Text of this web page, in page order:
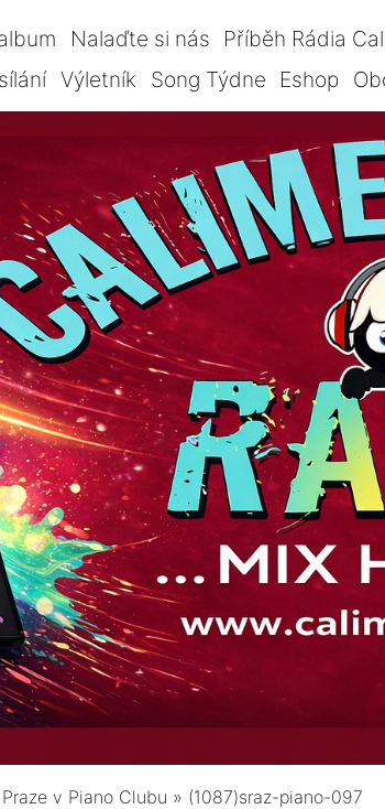
Nalaďte si nás Příběh Rádia
Výletník Song Týdne Eshop
v Piano Clubu » (1087)sraz-piano-097